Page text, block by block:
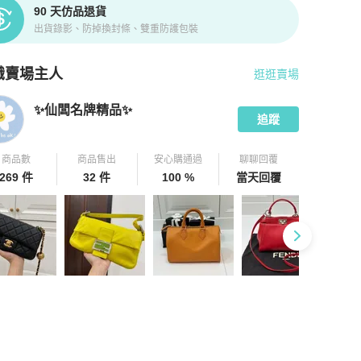
90 天仿品退貨
出貨錄影、防掉換封條、雙重防護包裝
賣場主人
拍拍圈嚴選賣家
逛逛賣場
✨仙闆名牌精品✨
追蹤
商品數
件
商品售出
32 件
安心購通過
100 %
聊聊回覆
當天回覆